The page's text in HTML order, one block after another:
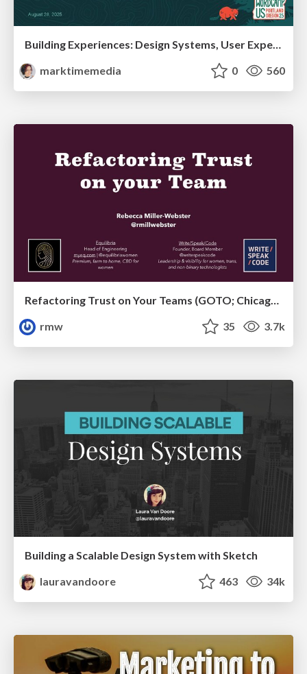
Building Experiences: Design Systems, User Experience, and Full Site Editing
marktimemedia
0 560
Refactoring Trust on Your Teams (GOTO; Chicago 2020)
rmw
35 3.7k
Building a Scalable Design System with Sketch
lauravandoore
463 34k